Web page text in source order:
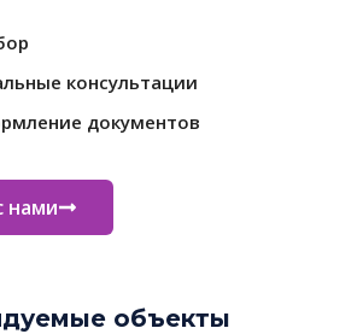
консультации
документов
нами
объекты